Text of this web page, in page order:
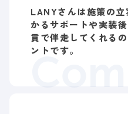
LANYさんは施策の
かるサポートや実装
貫で伴走してくれる
ントです。